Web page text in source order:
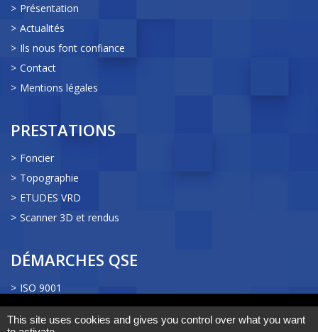
Présentation
Actualités
Ils nous font confiance
Contact
Mentions légales
PRESTATIONS
Foncier
Topographie
ETUDES VRD
Scanner 3D et rendus
DÉMARCHES QSE
ISO 9001
ISO 14001 & ISO 45001
Démarche Développement Durable
expérience sur notre site web. Si vous continuez à utiliser ce
This site uses cookies and gives you control over what you want